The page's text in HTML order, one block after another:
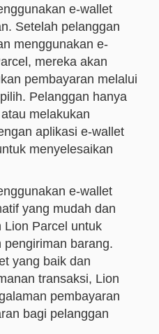
e-wallet
Setelah pelanggan
menggunakan e-
mereka akan
pembayaran melalui
Pelanggan hanya
melakukan
aplikasi e-wallet
menyelesaikan
e-wallet
yang mudah dan
Lion Parcel untuk
pengiriman barang.
yang baik dan
transaksi, Lion
pembayaran
bagi pelanggan